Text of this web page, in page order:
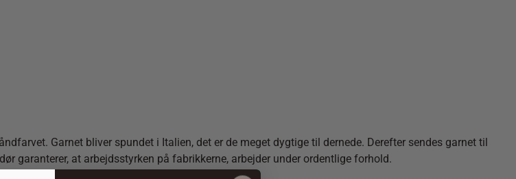
Garnet bliver spundet i Italien, det er de meget dygtige til dernede. Derefter sendes garnet til
garanterer, at arbejdsstyrken på fabrikkerne, arbejder under ordentlige forhold.